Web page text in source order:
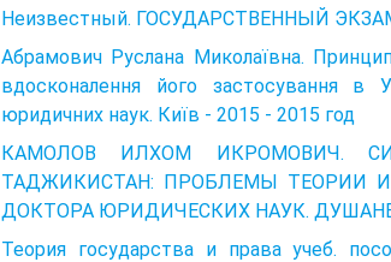
Неизвестный. ГОСУДАРСТВЕННЫЙ
Абрамович Руслана Миколаївна.
вдосконалення його застосування в
юридичних наук. Київ - 2015 - 2015 год
КАМОЛОВ ИЛХОМ ИКРОМОВИЧ.
ТАДЖИКИСТАН: ПРОБЛЕМЫ ТЕОРИИ
ДОКТОРА ЮРИДИЧЕСКИХ НАУК. ДУШАНБЕ
Теория государства и права учеб.